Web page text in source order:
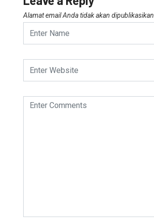
Alamat email Anda tidak akan dipublikasikan.